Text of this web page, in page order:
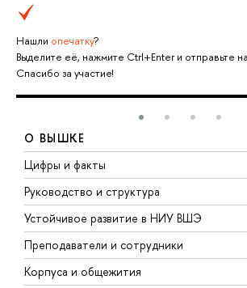
Нашли опечатку?
Выделите её, нажмите Ctrl+Enter и отправьте
Спасибо за участие!
О ВЫШКЕ
Цифры и факты
Руководство и структура
Устойчивое развитие в НИУ ВШЭ
Преподаватели и сотрудники
Корпуса и общежития